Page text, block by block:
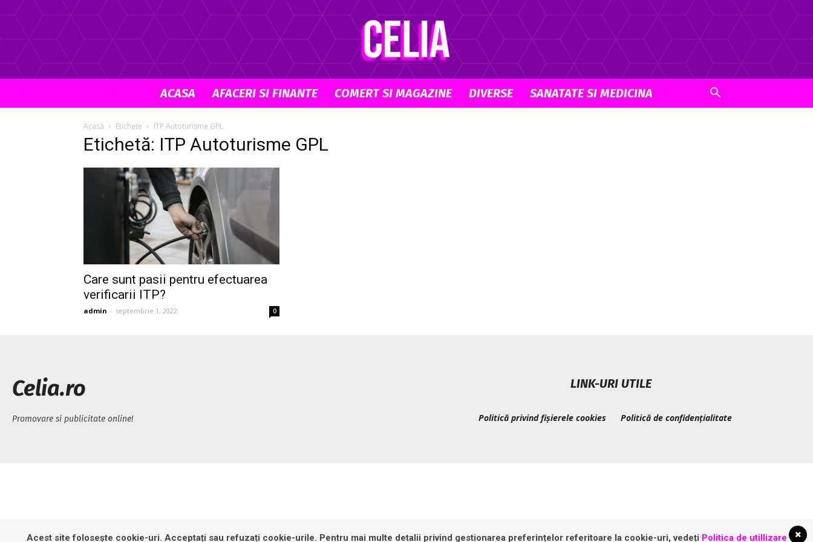
ACASA AFACERI SI FINANTE COMERT SI MAGAZINE DIVERSE SANATATE SI MEDICINA
Acasă Etichete ITP Autoturisme GPL
Etichetă: ITP Autoturisme GPL
Care sunt pasii pentru efectuarea
verificarii ITP?
admin - septembrie 1, 2022 0
Celia.ro
Promovare si publicitate online!
LINK-URI UTILE
Politică privind fișierele cookies Politică de confidențialitate
Acest site folosește cookie-uri. Acceptați sau refuzați cookie-urile. Pentru mai multe detalii privind gestionarea preferințelor referitoare la cookie-uri, vedeți Politica de utillizare